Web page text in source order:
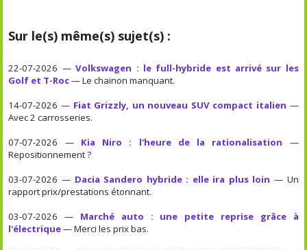
Sur le(s) même(s) sujet(s) :
22-07-2026 —Volkswagen : le full-hybride est arrivé sur les
Golf et T-Roc— Le chainon manquant.
14-07-2026 — Fiat Grizzly, un nouveau SUV compact italien —
Avec 2 carrosseries.
07-07-2026 — Kia Niro : l'heure de la rationalisation —
Repositionnement ?
03-07-2026 — Dacia Sandero hybride : elle ira plus loin — Un
rapport prix/prestations étonnant.
03-07-2026 — Marché auto : une petite reprise grâce à
l'électrique— Merci les prix bas.